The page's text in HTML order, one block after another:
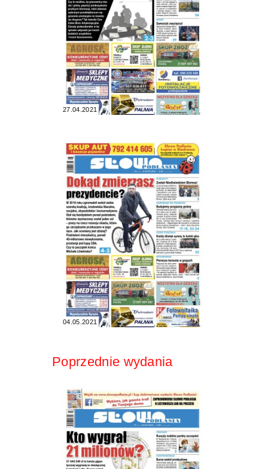
27.04.2021
04.05.2021
Poprzednie wydania